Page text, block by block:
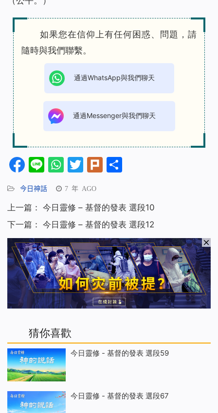
如果您在信仰上有任何困惑、問題，請
隨時與我們聯繫。
通過WhatsApp與我們聊天
通過Messenger與我們聊天
Facebook
LineWhatsApp
Twitter
Plurk
今日神話 7 年 AGO
上一篇： 今日靈修 – 基督的發表 選段10
下一篇： 今日靈修 – 基督的發表 選段12
猜你喜歡
今日靈修 - 基督的發表 選段59
今日靈修 - 基督的發表 選段67